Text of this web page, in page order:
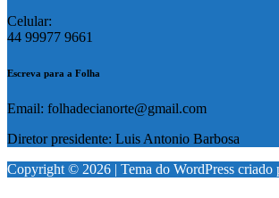
Celular:
44 99977 9661
Escreva para a Folha
Email: folhadecianorte@gmail.com
Diretor presidente: Luis Antonio Barbosa
Copyright © 2026 | Tema do WordPress criado